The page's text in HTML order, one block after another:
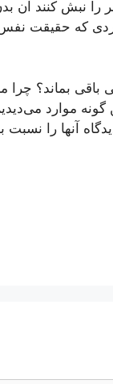
را نبش كنند آن
كه حقیقت
بماند؟ چرا
گونه موارد
آنها را